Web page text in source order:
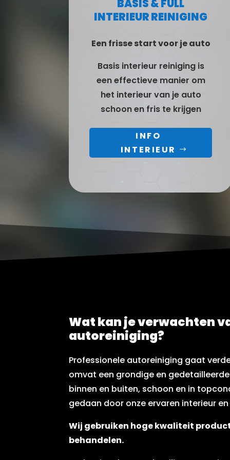
BASIS & FULL
INTERIEUR REINIGING
Een frisse start voor je auto
Basis interieur reiniging is
een effectieve manier om
het interieur van je auto
schoon en fris te krijgen
INFO
INTERIEUR
Wat kan je verwachten
autoreiniging?
Professionele autoreiniging gaat
omvat een grondige en
binnen en buiten, schoon en in
gedaan door onze ervaren interieur
Wij gebruiken hoge kwaliteit
behandelen.